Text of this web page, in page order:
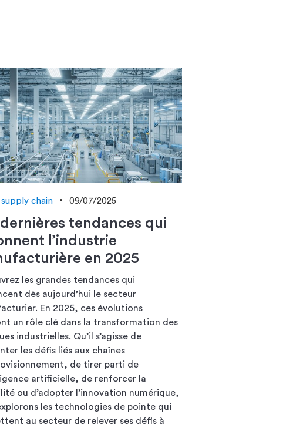
chain 09/07/2025
dernières tendances qui
l’industrie
en 2025
les grandes tendances qui
dès aujourd’hui le secteur
En 2025, ces évolutions
un rôle clé dans la transformation des
industrielles. Qu’il s’agisse de
les défis liés aux chaînes
de tirer parti de
artificielle, de renforcer la
ou d’adopter l’innovation numérique,
les technologies de pointe qui
au secteur de relever ses défis à